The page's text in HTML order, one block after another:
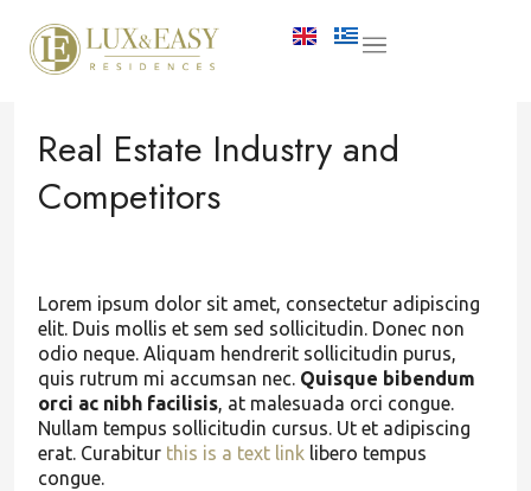
Real Estate Industry and
Competitors
Lorem ipsum dolor sit amet, consectetur adipiscing
elit. Duis mollis et sem sed sollicitudin. Donec non
odio neque. Aliquam hendrerit sollicitudin purus,
quis rutrum mi accumsan nec. Quisque bibendum
orci ac nibh facilisis, at malesuada orci congue.
Nullam tempus sollicitudin cursus. Ut et adipiscing
erat. Curabitur this is a text link libero tempus
congue.